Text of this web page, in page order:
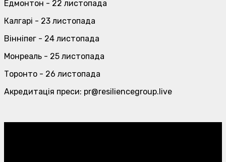
Едмонтон - 22 листопада
Калгарі - 23 листопада
Вінніпег - 24 листопада
Монреаль - 25 листопада
Торонто - 26 листопада
Акредитація преси: pr@resiliencegroup.live